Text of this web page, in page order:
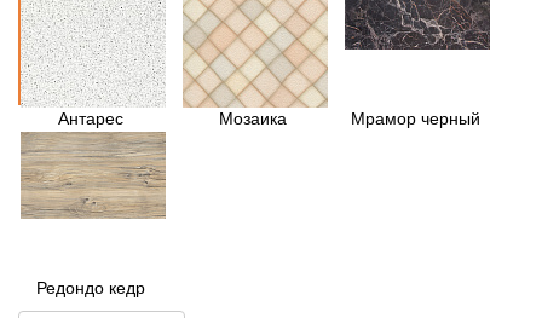
Антарес Мозаика Мрамор черный
Редондо кедр